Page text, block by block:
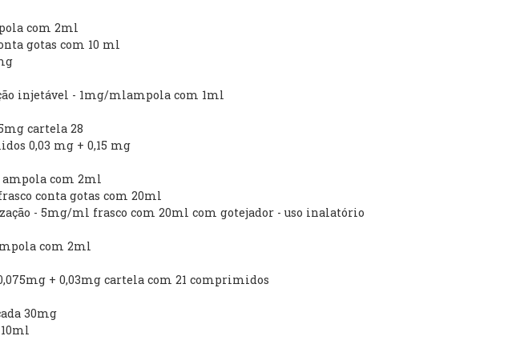
com 2ml
gotas com 10 ml
injetável - 1mg/mlampola com 1ml
cartela 28
0,03 mg + 0,15 mg
com 2ml
conta gotas com 20ml
- 5mg/ml frasco com 20ml com gotejador - uso inalatório
com 2ml
+ 0,03mg cartela com 21 comprimidos
30mg